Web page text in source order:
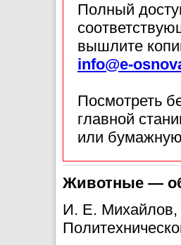
Полный
вышлите
info@e-
Посмотреть
главной
или
Животные —
И. Е. Михайлов,